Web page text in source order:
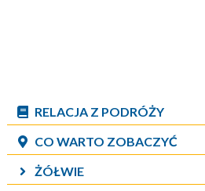
RELACJA Z PODRÓŻY
CO WARTO ZOBACZYĆ
ŻÓŁWIE